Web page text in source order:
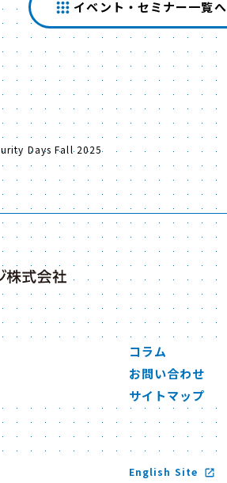
イベント・セミナー一覧へ
Days Fall 2025
コラム
お問い合わせ
サイトマップ
English Site